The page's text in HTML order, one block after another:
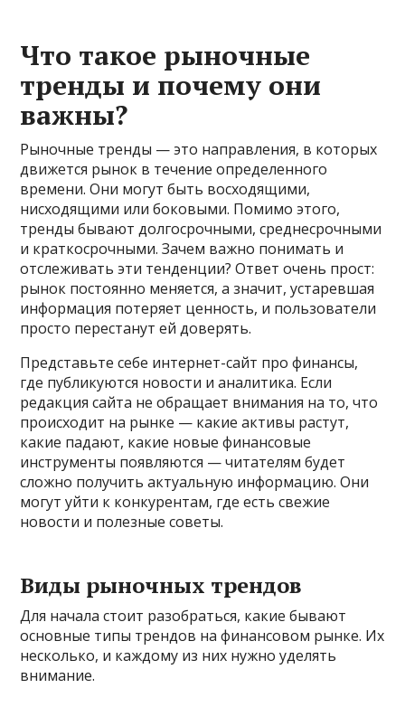
Что такое рыночные
тренды и почему они
важны?
Рыночные тренды — это направления, в которых
движется рынок в течение определенного
времени. Они могут быть восходящими,
нисходящими или боковыми. Помимо этого,
тренды бывают долгосрочными, среднесрочными
и краткосрочными. Зачем важно понимать и
отслеживать эти тенденции? Ответ очень прост:
рынок постоянно меняется, а значит, устаревшая
информация потеряет ценность, и пользователи
просто перестанут ей доверять.
Представьте себе интернет-сайт про финансы,
где публикуются новости и аналитика. Если
редакция сайта не обращает внимания на то, что
происходит на рынке — какие активы растут,
какие падают, какие новые финансовые
инструменты появляются — читателям будет
сложно получить актуальную информацию. Они
могут уйти к конкурентам, где есть свежие
новости и полезные советы.
Виды рыночных трендов
Для начала стоит разобраться, какие бывают
основные типы трендов на финансовом рынке. Их
несколько, и каждому из них нужно уделять
внимание.